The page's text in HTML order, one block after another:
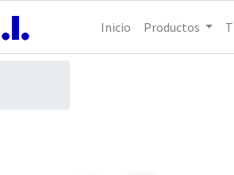
Inicio Productos